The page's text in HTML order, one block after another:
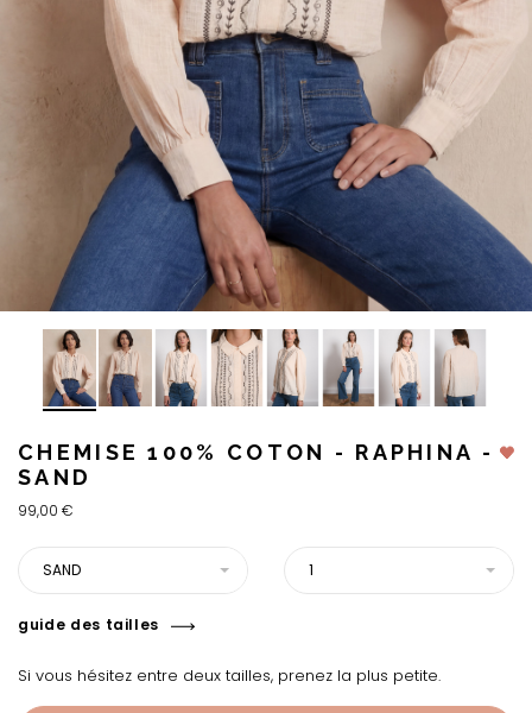
CHEMISE 100% COTON - RAPHINA -
SAND
99,00 €
SAND 1
guide des tailles
Si vous hésitez entre deux tailles, prenez la plus petite.